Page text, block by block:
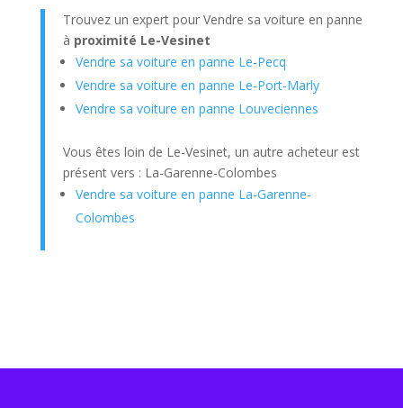
Trouvez un expert pour Vendre sa voiture en panne
à proximité Le-Vesinet
Vendre sa voiture en panne Le-Pecq
Vendre sa voiture en panne Le-Port-Marly
Vendre sa voiture en panne Louveciennes
Vous êtes loin de Le-Vesinet, un autre acheteur est
présent vers : La-Garenne-Colombes
Vendre sa voiture en panne La-Garenne-
Colombes